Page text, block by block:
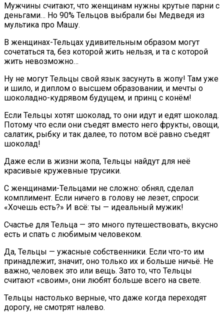
Мужчины считают, что женщинам нужны крутые парни с
деньгами… Но 90% Тельцов выбрали бы Медведя из
мультика про Машу.
В женщинах-Тельцах удивительным образом могут
сочетаться та, без которой жить нельзя, и та с которой
жить невозможно…
Ну не могут Тельцы свой язык засунуть в жопу! Там уже
и шило, и диплом о высшем образовании, и мечты о
шоколадно-кудрявом будущем, и принц с конём!
Если Тельцы хотят шоколад, то они идут и едят шоколад.
Потому что если они съедят вместо него фрукты, овощи,
салатик, рыбку и так далее, то потом всё равно съедят
шоколад!
Даже если в жизни жопа, Тельцы найдут для неё
красивые кружевные трусики.
С женщинами-Тельцами не сложно: обнял, сделал
комплимент. Если ничего в голову не лезет, спроси:
«Хочешь есть?» И всё: ты — идеальный мужик!
Счастье для Тельца — это много путешествовать, вкусно
есть и спать с любимым человеком.
Да, Тельцы — ужасные собственники. Если что-то им
принадлежит, значит, оно только их и больше ничьё. Не
важно, человек это или вещь. Зато то, что Тельцы
считают «своим», они любят больше всего на свете.
Тельцы настолько верные, что даже когда переходят
дорогу, не смотрят налево.